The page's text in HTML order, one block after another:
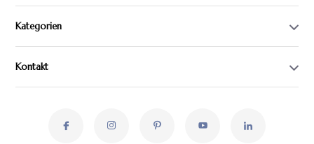
Kategorien
Kontakt